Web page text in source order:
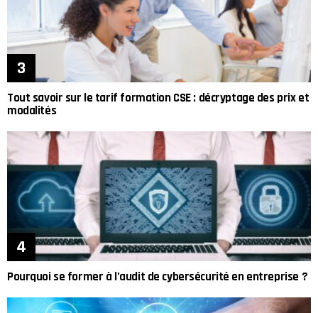
Tout savoir sur le tarif formation CSE : décryptage des prix et
modalités
Pourquoi se former à l’audit de cybersécurité en entreprise ?